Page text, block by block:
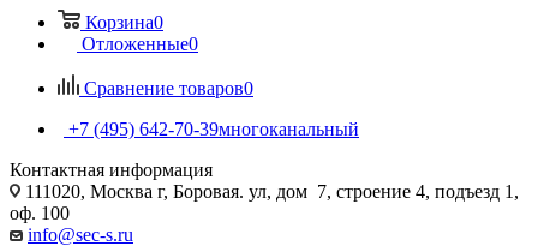
Корзина0
Отложенные0
Сравнение товаров0
+7 (495) 642-70-39многоканальный
Контактная информация
111020, Москва г, Боровая. ул, дом 7, строение 4, подъезд 1,
оф. 100
info@sec-s.ru